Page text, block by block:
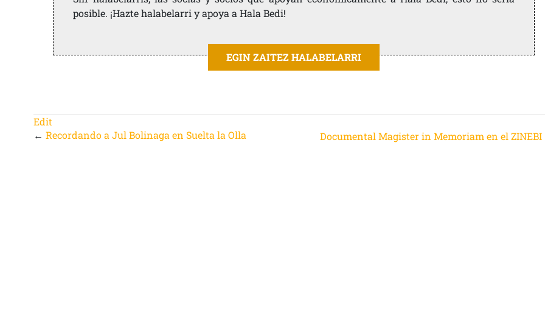
posible. ¡Hazte halabelarri y apoya a Hala Bedi!
EGIN ZAITEZ HALABELARRI
Edit
←Recordando a Jul Bolinaga en Suelta la Olla Documental Magister in Memoriam en el ZINEBI